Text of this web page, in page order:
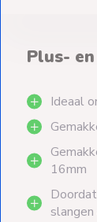
Plus-
Ideaal
16mm